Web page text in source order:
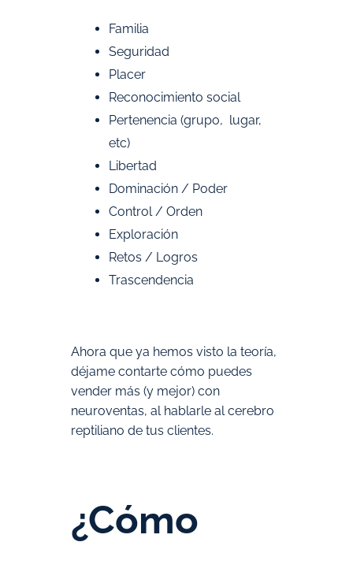
Familia
Seguridad
Placer
Reconocimiento social
Pertenencia (grupo, lugar,
etc)
Libertad
Dominación / Poder
Control / Orden
Exploración
Retos / Logros
Trascendencia
Ahora que ya hemos visto la teoría,
déjame contarte cómo puedes
vender más (y mejor) con
neuroventas, al hablarle al cerebro
reptiliano de tus clientes.
¿Cómo